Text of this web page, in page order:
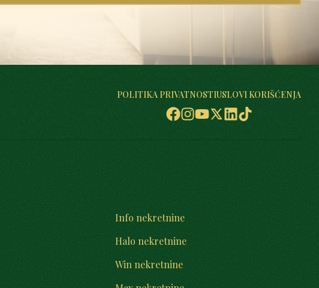
POLITIKA PRIVATNOSTIUSLOVI KORIŠĆENJA
Info nekretnine
Halo nekretnine
Win nekretnine